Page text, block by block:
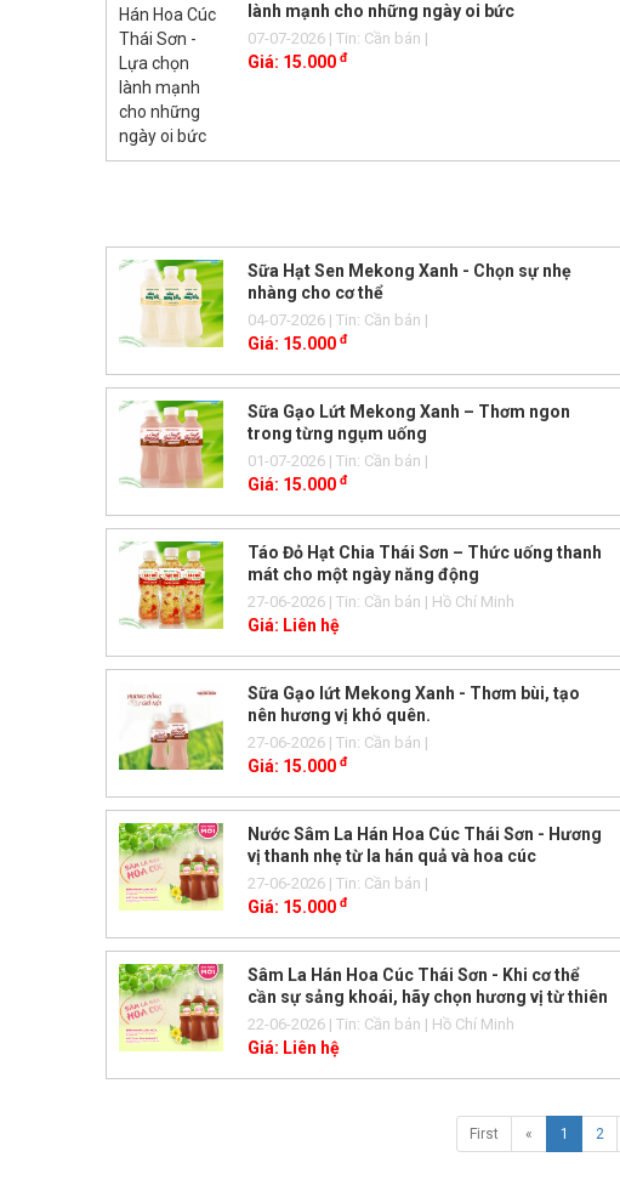
lành mạnh cho những ngày oi bức
07-07-2026 | Tin: Cần bán |
Giá: 15.000đ
Sữa Hạt Sen Mekong Xanh - Chọn sự nhẹ
nhàng cho cơ thể
04-07-2026 | Tin: Cần bán |
Giá: 15.000đ
Sữa Gạo Lứt Mekong Xanh – Thơm ngon
trong từng ngụm uống
01-07-2026 | Tin: Cần bán |
Giá: 15.000đ
Táo Đỏ Hạt Chia Thái Sơn – Thức uống thanh
mát cho một ngày năng động
27-06-2026 | Tin: Cần bán | Hồ Chí Minh
Giá: Liên hệ
Sữa Gạo lứt Mekong Xanh - Thơm bùi, tạo
nên hương vị khó quên.
27-06-2026 | Tin: Cần bán |
Giá: 15.000đ
Nước Sâm La Hán Hoa Cúc Thái Sơn - Hương
vị thanh nhẹ từ la hán quả và hoa cúc
27-06-2026 | Tin: Cần bán |
Giá: 15.000đ
Sâm La Hán Hoa Cúc Thái Sơn - Khi cơ thể
cần sự sảng khoái, hãy chọn hương vị từ thiên
nhiên.
22-06-2026 | Tin: Cần bán | Hồ Chí Minh
Giá: Liên hệ
First « 1 2